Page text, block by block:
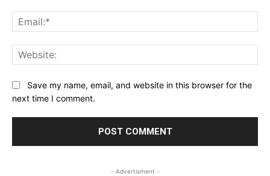
Save my name, email, and website in this browser for the
next time I comment.
- Advertisment -